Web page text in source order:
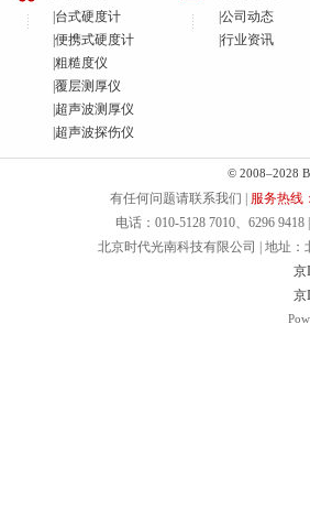
台式硬度计
便携式硬度计
粗糙度仪
覆层测厚仪
超声波测厚仪
超声波探伤仪
公司动态
行业资讯
© 2008–2028
有任何问题请联系我们 | 服务热线
电话：010-5128 7010、6296 9418
北京时代光南科技有限公司 | 地址：
京
京